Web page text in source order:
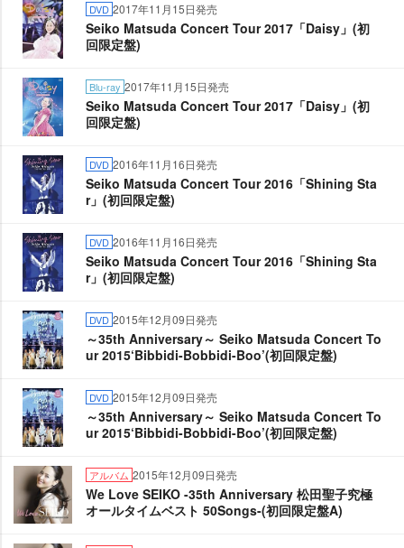
DVD 2017年11月15日発売
Seiko Matsuda Concert Tour 2017「Daisy」(初
回限定盤)
Blu-ray 2017年11月15日発売
Seiko Matsuda Concert Tour 2017「Daisy」(初
回限定盤)
DVD 2016年11月16日発売
Seiko Matsuda Concert Tour 2016「Shining Sta
r」(初回限定盤)
DVD 2016年11月16日発売
Seiko Matsuda Concert Tour 2016「Shining Sta
r」(初回限定盤)
DVD 2015年12月09日発売
～35th Anniversary～ Seiko Matsuda Concert To
ur 2015‘Bibbidi-Bobbidi-Boo’(初回限定盤)
DVD 2015年12月09日発売
～35th Anniversary～ Seiko Matsuda Concert To
ur 2015‘Bibbidi-Bobbidi-Boo’(初回限定盤)
アルバム 2015年12月09日発売
We Love SEIKO -35th Anniversary 松田聖子究極
オールタイムベスト 50Songs-(初回限定盤A)